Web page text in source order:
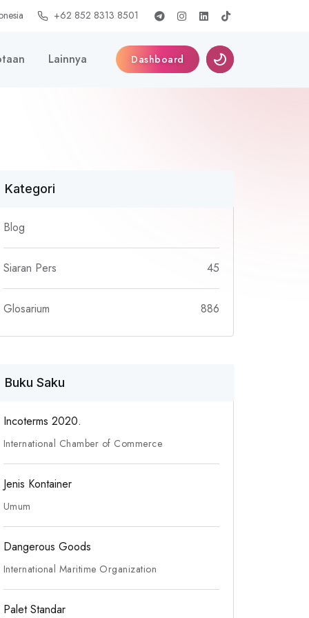
+62 852 8313 8501
Lainnya Dashboard
Kategori
Blog
Siaran Pers 45
Glosarium 886
Buku Saku
Incoterms 2020.
International Chamber of Commerce
Jenis Kontainer
Umum
Dangerous Goods
International Maritime Organization
Palet Standar